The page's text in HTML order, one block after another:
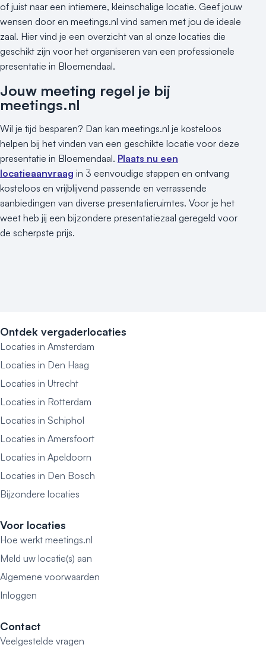
of juist naar een intiemere, kleinschalige locatie. Geef jouw
wensen door en meetings.nl vind samen met jou de ideale
zaal. Hier vind je een overzicht van al onze locaties die
geschikt zijn voor het organiseren van een professionele
presentatie in Bloemendaal.
Jouw meeting regel je bij
meetings.nl
Wil je tijd besparen? Dan kan meetings.nl je kosteloos
helpen bij het vinden van een geschikte locatie voor deze
presentatie in Bloemendaal. Plaats nu een
locatieaanvraag in 3 eenvoudige stappen en ontvang
kosteloos en vrijblijvend passende en verrassende
aanbiedingen van diverse presentatieruimtes. Voor je het
weet heb jij een bijzondere presentatiezaal geregeld voor
de scherpste prijs.
Ontdek vergaderlocaties
Locaties in Amsterdam
Locaties in Den Haag
Locaties in Utrecht
Locaties in Rotterdam
Locaties in Schiphol
Locaties in Amersfoort
Locaties in Apeldoorn
Locaties in Den Bosch
Bijzondere locaties
Voor locaties
Hoe werkt meetings.nl
Meld uw locatie(s) aan
Algemene voorwaarden
Inloggen
Contact
Veelgestelde vragen